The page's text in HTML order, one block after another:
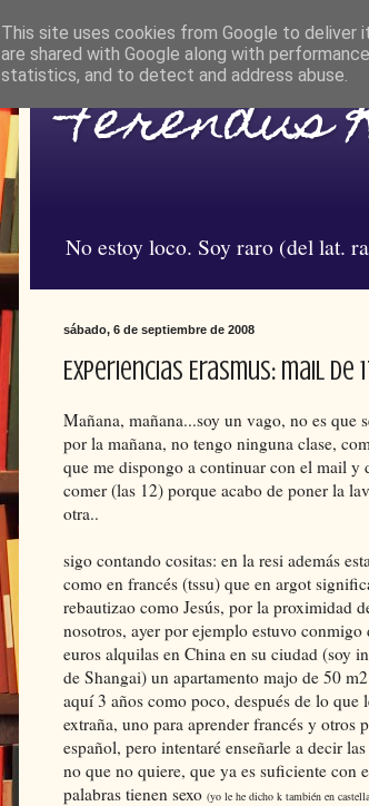
Ferendus
No estoy loco. Soy raro (del lat.
sábado, 6 de septiembre de 2008
Experiencias Erasmus: mail de
Mañana, mañana...soy un vago, no es que
por la mañana, no tengo ninguna clase,
que me dispongo a continuar con el mail y
comer (las 12) porque acabo de poner la
otra..
sigo contando cositas: en la resi además esta
como en francés (tssu) que en argot
rebautizao como Jesús, por la proximidad
nosotros, ayer por ejemplo estuvo
euros alquilas en China en su ciudad (soy
de Shangai) un apartamento majo de 50
aquí 3 años como poco, después de lo
extraña, uno para aprender francés y otros
español, pero intentaré enseñarle a decir
no que no quiere, que ya es suficiente con
palabras tienen sexo (yo le he dicho k también en
This site uses cookies from Google to deliver
are shared with Google along with
statistics, and to detect and address abuse.